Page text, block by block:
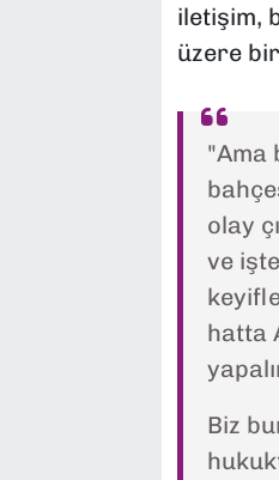
iletişim,
üzere
"Ama
olay
ve
hatta
Biz